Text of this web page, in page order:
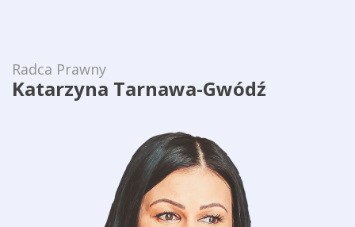
Radca Prawny
Katarzyna Tarnawa-Gwódź